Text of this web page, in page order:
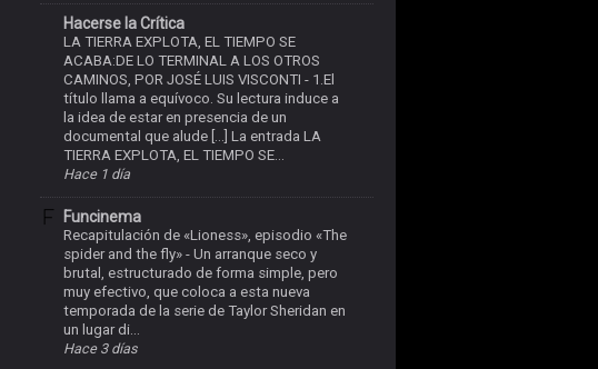
Hacerse la Crítica
LA TIERRA EXPLOTA, EL TIEMPO SE
ACABA:DE LO TERMINAL A LOS OTROS
CAMINOS, POR JOSÉ LUIS VISCONTI - 1.El
título llama a equívoco. Su lectura induce a
la idea de estar en presencia de un
documental que alude […] La entrada LA
TIERRA EXPLOTA, EL TIEMPO SE...
Hace 1 día
Funcinema
Recapitulación de «Lioness», episodio «The
spider and the fly» - Un arranque seco y
brutal, estructurado de forma simple, pero
muy efectivo, que coloca a esta nueva
temporada de la serie de Taylor Sheridan en
un lugar di...
Hace 3 días